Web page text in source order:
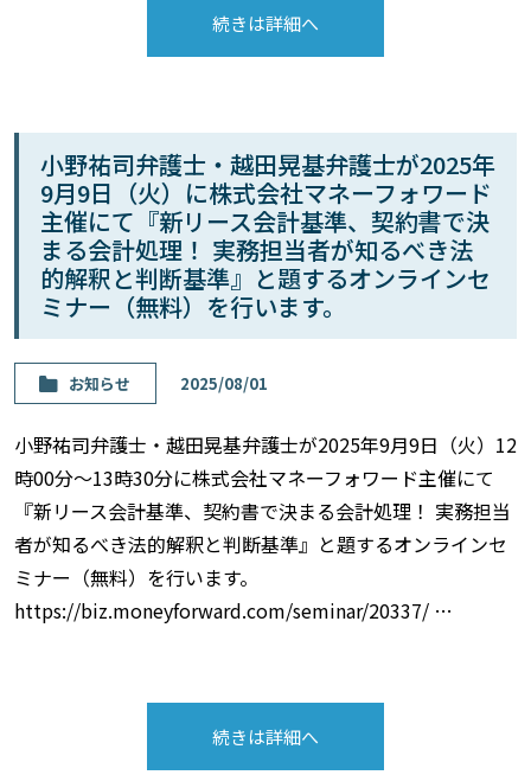
続きは詳細へ
小野祐司弁護士・越田晃基弁護士が2025年
9月9日（火）に株式会社マネーフォワード
主催にて『新リース会計基準、契約書で決
まる会計処理！ 実務担当者が知るべき法
的解釈と判断基準』と題するオンラインセ
ミナー（無料）を行います。
お知らせ 2025/08/01
小野祐司弁護士・越田晃基弁護士が2025年9月9日（火）12
時00分～13時30分に株式会社マネーフォワード主催にて
『新リース会計基準、契約書で決まる会計処理！ 実務担当
者が知るべき法的解釈と判断基準』と題するオンラインセ
ミナー（無料）を行います。
https://biz.moneyforward.com/seminar/20337/ …
続きは詳細へ